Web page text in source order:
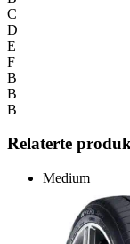
C
D
E
F
B
B
B
Relaterte
Medium